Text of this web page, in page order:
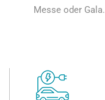
Messe oder Gala.